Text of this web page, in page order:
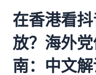
在香港看
放？海外
南：中文